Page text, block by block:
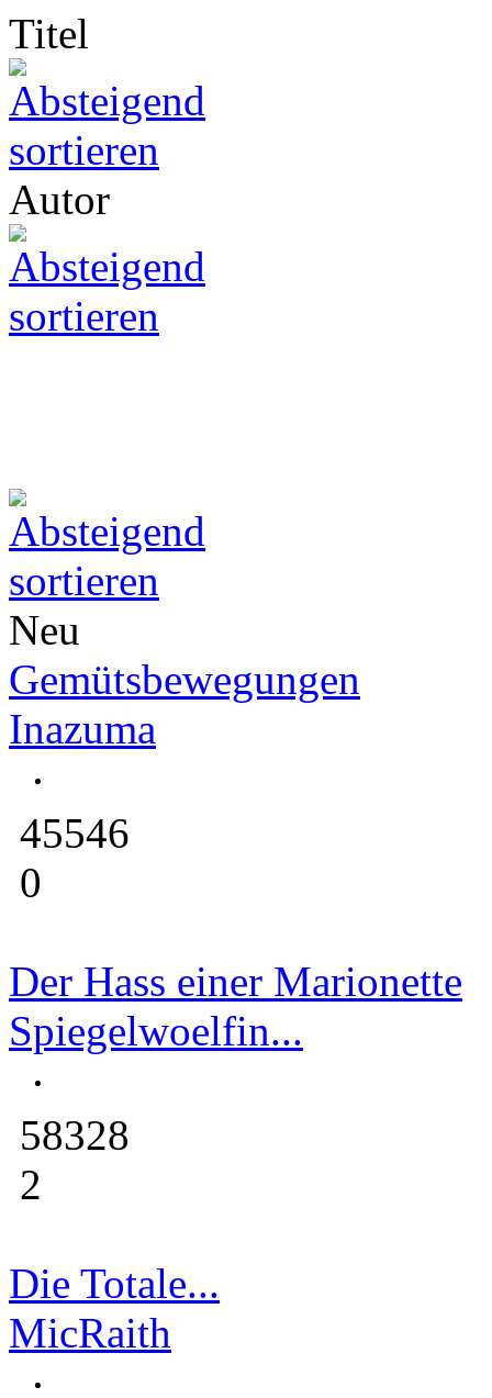
Titel
Autor
Neu
Gemütsbewegungen
Inazuma
45546
0
Der Hass einer Marionette
Spiegelwoelfin...
58328
2
Die Totale...
MicRaith